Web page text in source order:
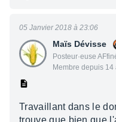
Maïs Dévisse
Posteur·euse
Membre depuis 14
05 Janvier 2018 à 23:06
Travaillant dans le
trouve que bien que